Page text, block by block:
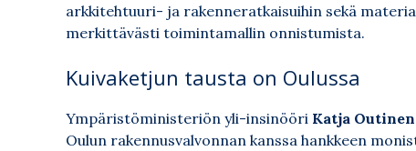
arkkitehtuuri- ja rakenneratkaisuihin sekä
merkittävästi toimintamallin onnistumista.
Kuivaketjun tausta on Oulussa
Ympäristöministeriön yli-insinööri Katja Outinen
Oulun rakennusvalvonnan kanssa hankkeen